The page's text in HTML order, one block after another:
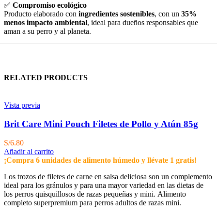
✅ Compromiso ecológico
Producto elaborado con ingredientes sostenibles, con un 35%
menos impacto ambiental, ideal para dueños responsables que
aman a su perro y al planeta.
RELATED PRODUCTS
Vista previa
Brit Care Mini Pouch Filetes de Pollo y Atún 85g
S/6.80
Añadir al carrito
¡Compra 6 unidades de alimento húmedo y llévate 1 gratis!
Los trozos de filetes de carne en salsa deliciosa son un complemento
ideal para los gránulos y para una mayor variedad en las dietas de
los perros quisquillosos de razas pequeñas y mini. Alimento
completo superpremium para perros adultos de razas mini.